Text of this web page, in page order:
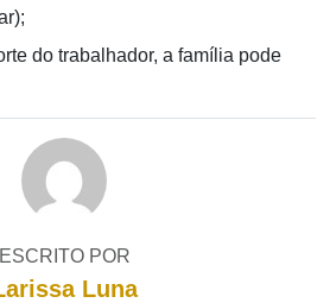
do trabalhador, a família pode
ESCRITO POR
Luna